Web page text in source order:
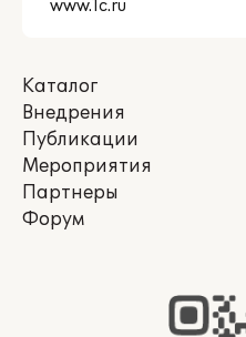
Каталог
Внедрения
Публикации
Мероприятия
Партнеры
Форум